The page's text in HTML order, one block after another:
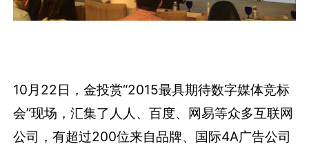
10月22日，金投赏“2015最具期待数字媒体竞标
会”现场，汇集了人人、百度、网易等众多互联网
公司，有超过200位来自品牌、国际4A广告公司